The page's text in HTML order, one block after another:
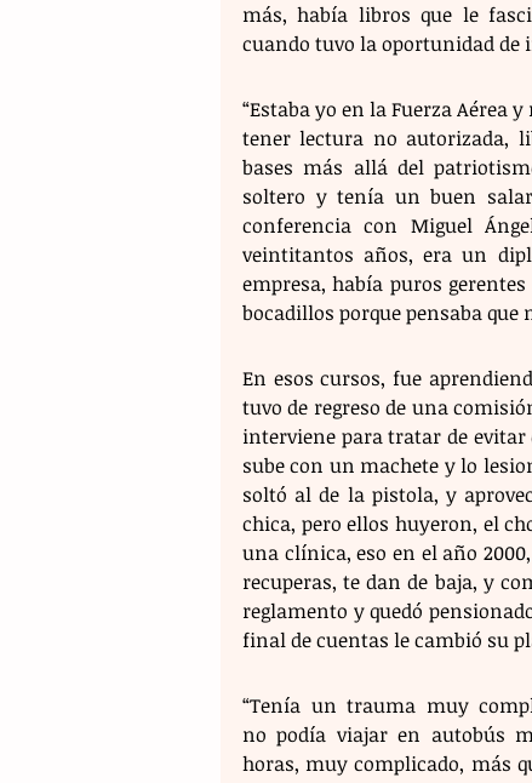
más, había libros que le
cuando tuvo la oportunidad de
“Estaba yo en la Fuerza Aérea
tener lectura no autorizada,
bases más allá del
soltero y tenía un buen
conferencia con Miguel
veintitantos años, era un
empresa, había puros
bocadillos porque pensaba que
En esos cursos, fue
tuvo de regreso de una
interviene para tratar de evitar
sube con un machete y lo
soltó al de la pistola, y
chica, pero ellos huyeron, el
una clínica, eso en el año
recuperas, te dan de baja, y
reglamento y quedó
final de cuentas le cambió su
“Tenía un trauma muy
no podía viajar en autobús
horas, muy complicado, más